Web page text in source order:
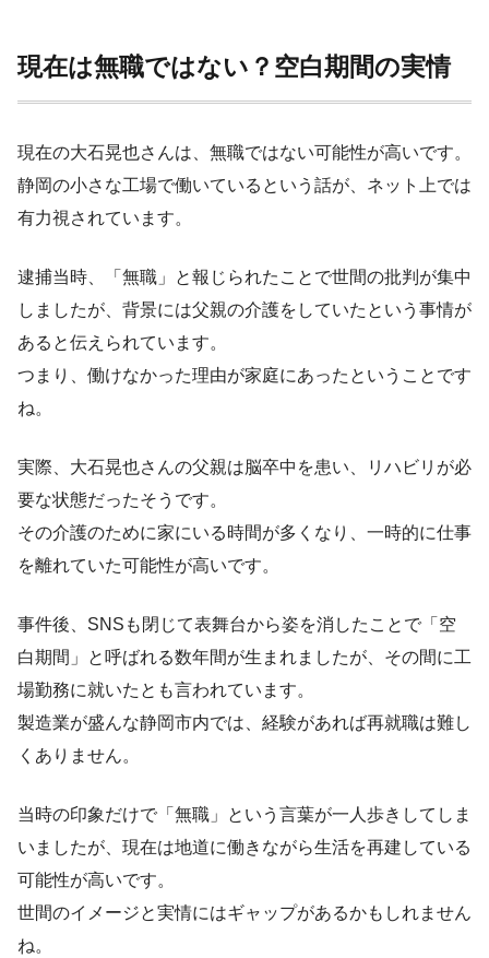
現在は無職ではない？空白期間の実情
現在の大石晃也さんは、無職ではない可能性が高いです。
静岡の小さな工場で働いているという話が、ネット上では
有力視されています。
逮捕当時、「無職」と報じられたことで世間の批判が集中
しましたが、背景には父親の介護をしていたという事情が
あると伝えられています。
つまり、働けなかった理由が家庭にあったということです
ね。
実際、大石晃也さんの父親は脳卒中を患い、リハビリが必
要な状態だったそうです。
その介護のために家にいる時間が多くなり、一時的に仕事
を離れていた可能性が高いです。
事件後、SNSも閉じて表舞台から姿を消したことで「空
白期間」と呼ばれる数年間が生まれましたが、その間に工
場勤務に就いたとも言われています。
製造業が盛んな静岡市内では、経験があれば再就職は難し
くありません。
当時の印象だけで「無職」という言葉が一人歩きしてしま
いましたが、現在は地道に働きながら生活を再建している
可能性が高いです。
世間のイメージと実情にはギャップがあるかもしれません
ね。